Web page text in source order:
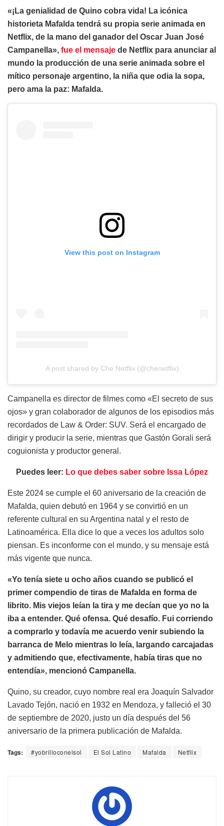
«¡La genialidad de Quino cobra vida! La icónica
historieta Mafalda tendrá su propia serie animada en
Netflix, de la mano del ganador del Oscar Juan José
Campanella», fue el mensaje de Netflix para anunciar al
mundo la producción de una serie animada sobre el
mítico personaje argentino, la niña que odia la sopa,
pero ama la paz: Mafalda.
View this post on Instagram
A post shared by Che Netflix (@chenetflix)
Campanella es director de filmes como «El secreto de sus
ojos» y gran colaborador de algunos de los episodios más
recordados de Law & Order: SUV. Será el encargado de
dirigir y producir la serie, mientras que Gastón Gorali será
coguionista y productor general.
Puedes leer: Lo que debes saber sobre Issa López
Este 2024 se cumple el 60 aniversario de la creación de
Mafalda, quien debutó en 1964 y se convirtió en un
referente cultural en su Argentina natal y el resto de
Latinoamérica. Ella dice lo que a veces los adultos solo
piensan. Es inconforme con el mundo, y su mensaje está
más vigente que nunca.
«Yo tenía siete u ocho años cuando se publicó el
primer compendio de tiras de Mafalda en forma de
librito. Mis viejos leían la tira y me decían que yo no la
iba a entender. Qué ofensa. Qué desafío. Fui corriendo
a comprarlo y todavía me acuerdo venir subiendo la
barranca de Melo mientras lo leía, largando carcajadas
y admitiendo que, efectivamente, había tiras que no
entendía», mencionó Campanella.
Quino, su creador, cuyo nombre real era Joaquín Salvador
Lavado Tejón, nació en 1932 en Mendoza, y falleció el 30
de septiembre de 2020, justo un día después del 56
aniversario de la primera publicación de Mafalda.
Tags: #yobrilloconelsol El Sol Latino Mafalda Netflix